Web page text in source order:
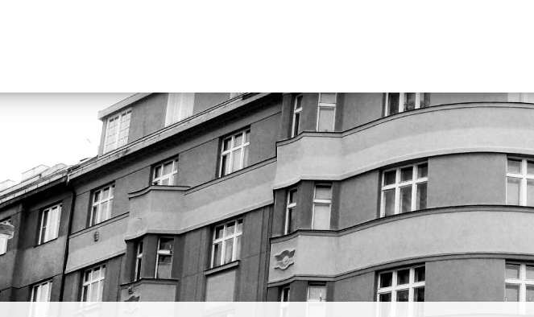
Nguyễn Kvet
(* Nové Zámky) là nghệ sĩ thị giác và nhiếp ảnh gia, tốt
nghiệp Học viện Mỹ thuật Bratislava. Trong các tác phẩm đa ngành của
mình, cô đề cập đến sự khác biệt và cộng đồng người di cư trong
bối cảnh Trung Âu hậu xã hội chủ nghĩa.
Trần Huyền Vi(* Praha) là nghệ sĩ âm nhạc, nhà thiết kế âm thanh và
nghệ sĩ biểu diễn. Tác phẩm của cô nằm ở ranh giới giữa điện tử thử
nghiệm, nghệ thuật âm thanh và biểu diễn nghi lễ. Năm 2018, cô thành
lập ban nhạc viah.
Projekt vznikl v koprodukci s Palácem Akropolis a je realizován
s finanční podporou hl. m. Prahy, Nadácie – Centrum súčasného umenia
Bratislava, Státního fondu kultury a městské části Praha 3. Partnery
projektu jsou CO.LABS a Rezi.dance v lese.
Dự án được thực hiện với sự hợp tác sản xuất cùng Palác Akropolis và
được triển khai với sự hỗ trợ tài chính của Thành phố Praha, Quỹ –
Trung tâm Nghệ thuật đương đại Bratislava, Quỹ Văn hóa Nhà nước và
quận Praha 3. Các đối tác dự án là CO.LABS và Rezi.dance v lese.